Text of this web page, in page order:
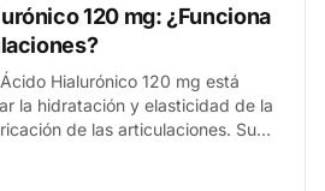
120 mg: ¿Funciona
Hialurónico 120 mg está
la hidratación y elasticidad de la
de las articulaciones. Su
para un soporte integral,